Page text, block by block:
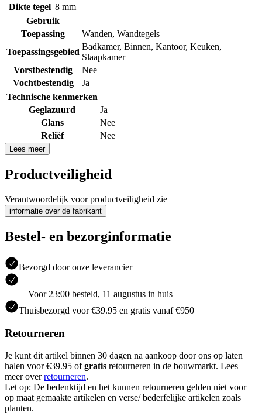
Dikte tegel 8 mm
Gebruik
Toepassing
Wanden, Wandtegels
Toepassingsgebied
Badkamer, Binnen, Kantoor, Keuken,
Slaapkamer
Vorstbestendig
Nee
Vochtbestendig
Ja
Technische kenmerken
Geglazuurd
Ja
Glans
Nee
Reliëf
Nee
Lees meer
Productveiligheid
Verantwoordelijk voor productveiligheid zie
informatie over de fabrikant
Bestel- en bezorginformatie
Bezorgd door onze leverancier
Voor 23:00 besteld, 11 augustus in huis
Thuisbezorgd voor €39.95 en gratis vanaf €950
Retourneren
Je kunt dit artikel binnen 30 dagen na aankoop door ons op laten
halen voor €39.95 ofgratis retourneren in de bouwmarkt. Lees
meer overretourneren.
Let op: De bedenktijd en het kunnen retourneren gelden niet voor
op maat gemaakte artikelen en verse/ bederfelijke artikelen zoals
planten.